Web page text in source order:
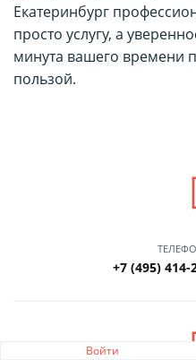
Войти
Екатеринбург
просто услугу, а
минута вашего времени
пользой.
+7 (495)